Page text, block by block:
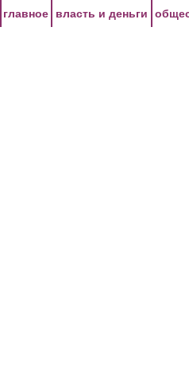
главное власть и деньги